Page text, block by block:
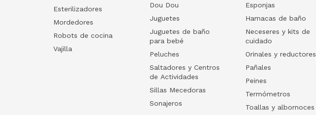
Esterilizadores
Mordedores
Robots de cocina
Vajilla
Dou Dou
Juguetes
Juguetes de baño
para bebé
Peluches
Saltadores y Centros
de Actividades
Sillas Mecedoras
Sonajeros
Esponjas
Hamacas de baño
Neceseres y kits de
cuidado
Orinales y reductores
Pañales
Peines
Termómetros
Toallas y albornoces